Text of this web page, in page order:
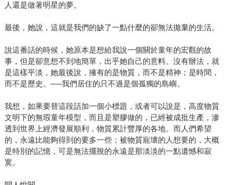
人還是做著明星的夢。
最後，她說，這就是我們的缺了一點什麼的卻無法拋棄的生活。
說這番話的時候，她原本是想給我說一個關於童年的宏觀的故
事，但是卻意想不到地簡單，出乎她自己的意料。沒有辦法，就
是這樣平淡，她最後說，擁有的是物質，而不是精神；是時間，
而不是歷史。──我們居住的只不過是個孤獨的島嶼。
我想，如果要替這段話加一個小標題，或者可以說是，高度物質
文明下的無瑕童年模型，而且是塑膠做的，已經被成批生產，滲
透到世界上經濟發展順利，物質累計豐厚的各地。而人們希望
的，永遠比能夠得到的要多一些；被物質寵壞的人想要的，大概
是特別的記憶，可是無法擺脫的永遠是那淡淡的一點遺憾和寂
寞。